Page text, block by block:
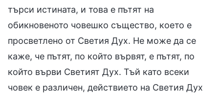
търси истината, и това е пътят на
обикновеното човешко същество, което е
просветлено от Светия Дух. Не може да се
каже, че пътят, по който вървят, е пътят, по
който върви Светият Дух. Тъй като всеки
човек е различен, действието на Светия Дух